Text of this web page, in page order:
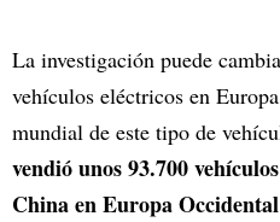
La investigación puede
vehículos eléctricos en
mundial de este tipo de
vendió unos 93.700
China en Europa